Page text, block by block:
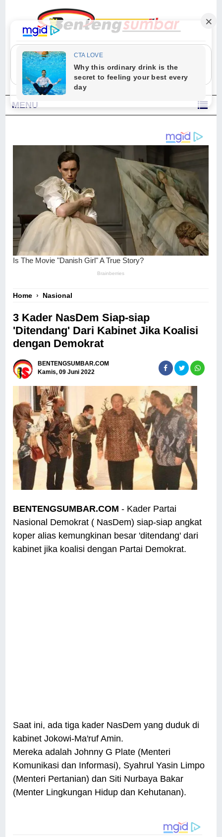
"Sesungguhnya Allah dan para malaikat-Nya berselawat untuk Nabi.
Wahai orang-orang yang beriman, berselawatlah kamu untuk Nabi dan
ucapkanlah salam dengan penuh penghormatan kepadanya." (Qs. Al
Ahzab Ayat 56)
MENU
Home › Nasional
3 Kader NasDem Siap-siap
'Ditendang' Dari Kabinet Jika Koalisi
dengan Demokrat
BENTENGSUMBAR.COM
Kamis, 09 Juni 2022
BENTENGSUMBAR.COM - Kader Partai
Nasional Demokrat ( NasDem) siap-siap angkat
koper alias kemungkinan besar 'ditendang' dari
kabinet jika koalisi dengan Partai Demokrat.
Saat ini, ada tiga kader NasDem yang duduk di
kabinet Jokowi-Ma'ruf Amin.
Mereka adalah Johnny G Plate (Menteri
Komunikasi dan Informasi), Syahrul Yasin Limpo
(Menteri Pertanian) dan Siti Nurbaya Bakar
(Menter Lingkungan Hidup dan Kehutanan).